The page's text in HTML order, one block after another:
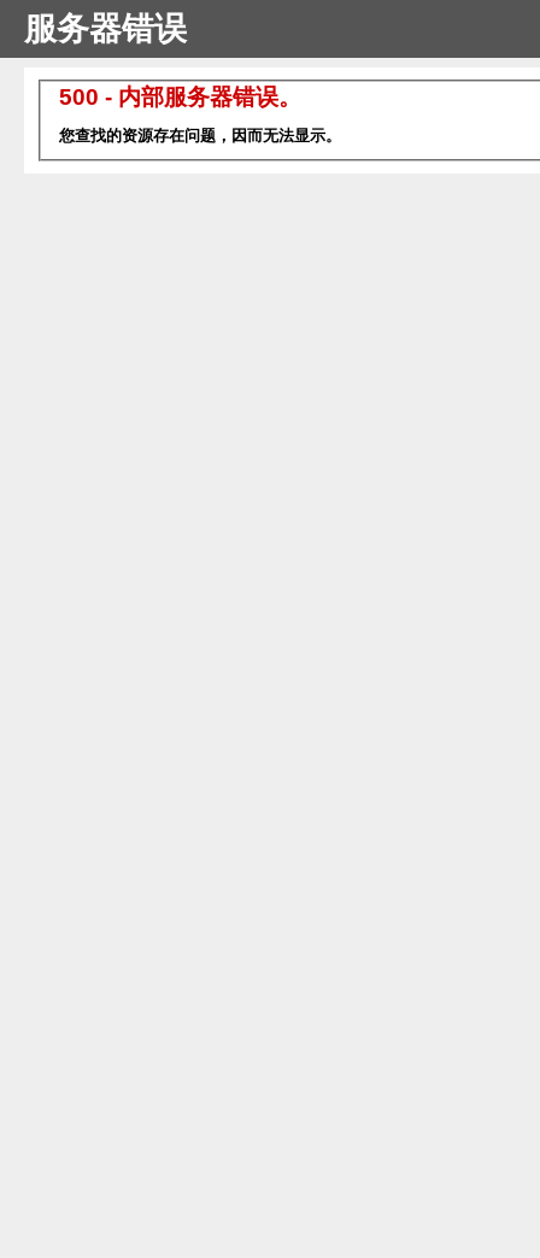
服务器错误
500 - 内部服务器错误。
您查找的资源存在问题，因而无法显示。